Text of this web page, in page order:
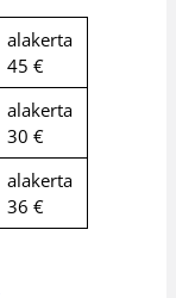
alakerta
45 €
alakerta
30 €
alakerta
36 €